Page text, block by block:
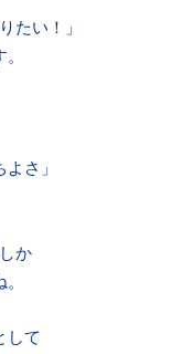
たい！」
さ」
か
して